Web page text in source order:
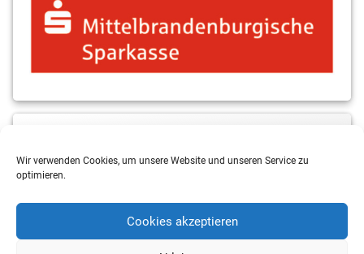
Wir verwenden Cookies, um unsere Website und unseren Service zu
optimieren.
Cookies akzeptieren